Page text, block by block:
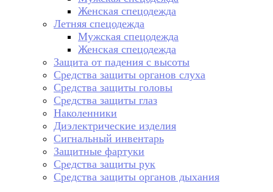
Женская спецодежда
Летняя спецодежда
Мужская спецодежда
Женская спецодежда
Защита от падения с высоты
Средства защиты органов слуха
Средства защиты головы
Средства защиты глаз
Наколенники
Диэлектрические изделия
Сигнальный инвентарь
Защитные фартуки
Средства защиты рук
Средства защиты органов дыхания